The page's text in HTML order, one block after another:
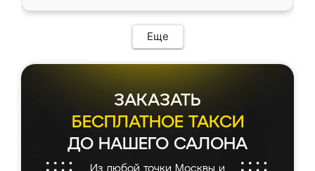
Еще
ЗАКАЗАТЬ
БЕСПЛАТНОЕ ТАКСИ
ДО НАШЕГО САЛОНА
Из любой точки Москвы и